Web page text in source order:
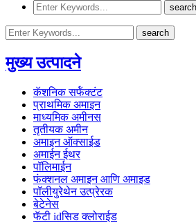
मुख्य उत्पादने
कॅशनिक सर्फॅक्टंट
प्राथमिक अमाइन
माध्यमिक अमीनस
तृतीयक अमीन
अमाइन ऑक्साईड
अमाईन ईथर
पॉलिमाईन
फंक्शनल अमाइन आणि अमाइड
पॉलीयुरेथेन उत्प्रेरक
बेटेनेस
फॅटी idसिड क्लोराईड